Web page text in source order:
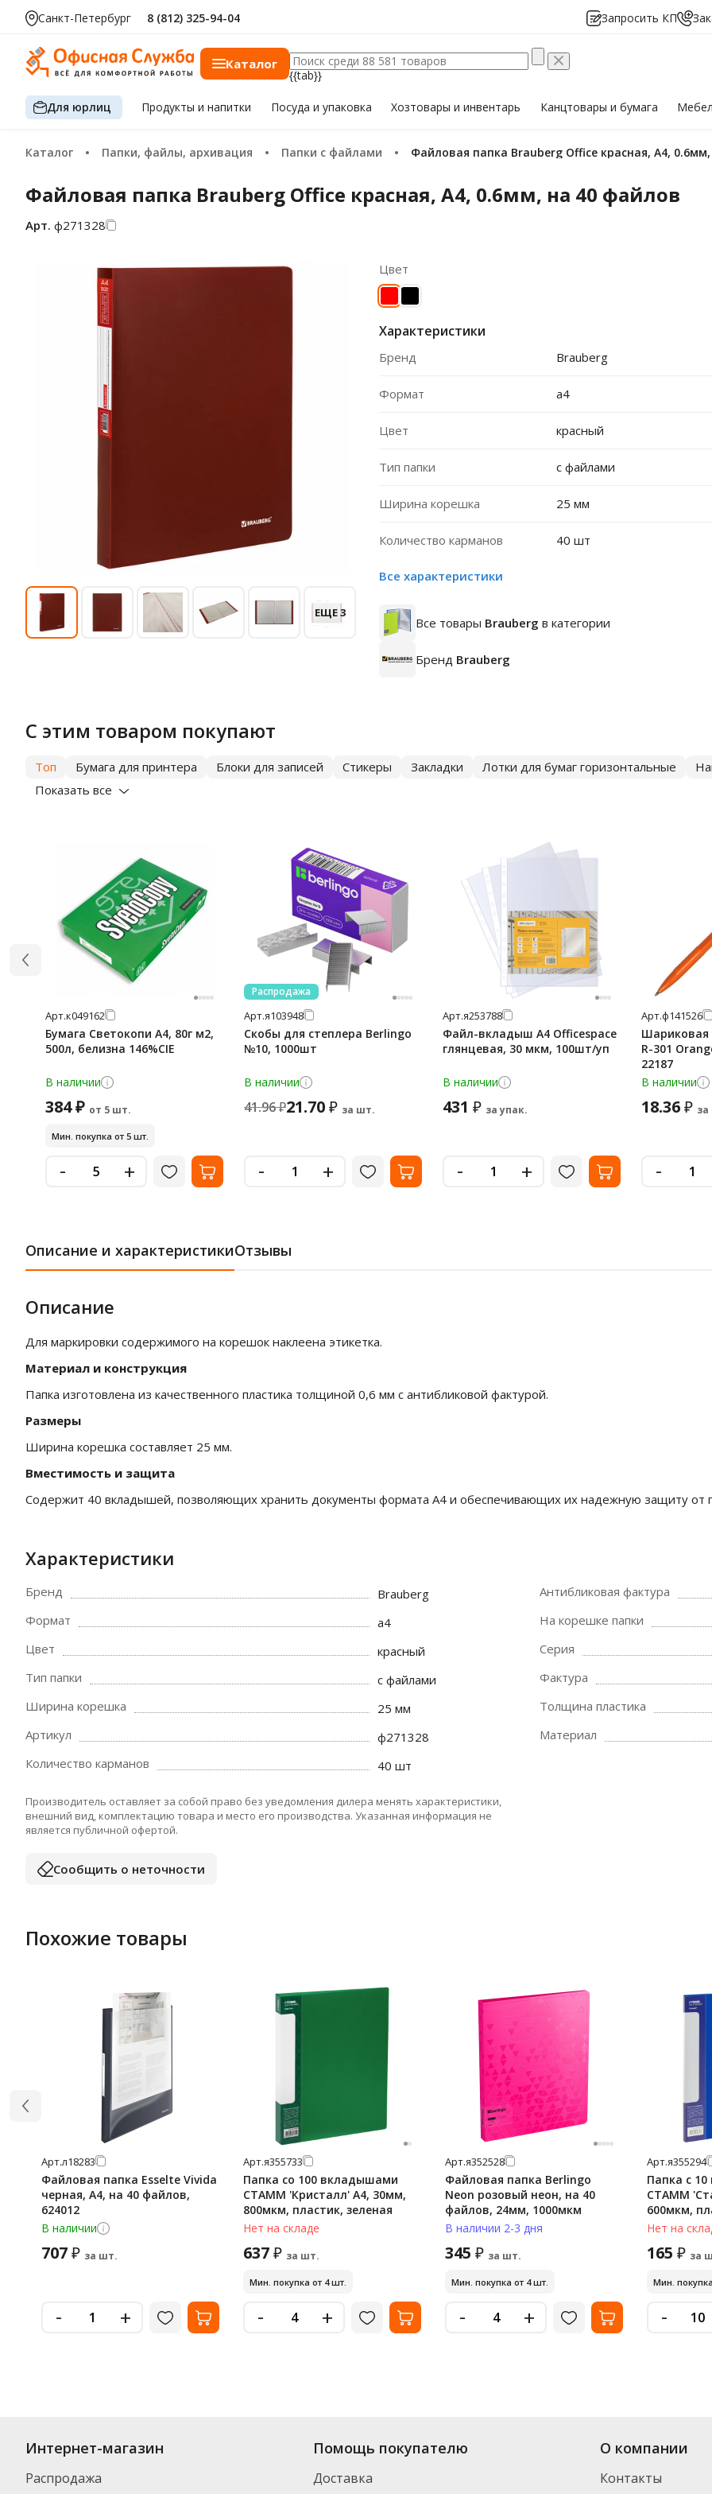
Санкт-Петербург 8 (812) 325-94-04 Запросить КП
Каталог
{{tab}}
Для юрлиц Продуктыи напитки Посуда и упаковка Хозтоварыи инвентарь Канцтовары и бумага
Каталог Папки, файлы, архивация Папки с файлами Файловая папка Brauberg Office красная, А4,
Файловая папка Brauberg Office красная, А4, 0.6мм, на 40 файлов
Арт. ф271328
ЕЩЕ 3
Цвет
Характеристики
Бренд Brauberg
Формат a4
Цвет красный
Тип папки с файлами
Ширина корешка 25 мм
Количество карманов 40 шт
Все характеристики
Все товары Brauberg в категории
Бренд Brauberg
С этим товаром покупают
Топ Бумага для принтера Блоки для записей Стикеры Закладки Лотки для бумаг горизонтальные
Показать все
Арт.к049162
Бумага Светокопи А4, 80г м2,
500л, белизна 146%CIE
В наличии
384 ₽ от 5 шт.
Мин. покупка от 5 шт.
- +
Распродажа
Арт.я103948
Скобы для степлера Berlingo
№10, 1000шт
В наличии
41.96₽21.70₽ за шт.
- +
Арт.я253788
Файл-вкладыш А4 Officespace
глянцевая, 30 мкм, 100шт/уп
В наличии
431 ₽ за упак.
- +
Арт.ф141526
Шариковая
R-301
22187
В наличии
18.36₽
-
Описание и характеристикиОтзывы
Описание
Для маркировки содержимого на корешок наклеена этикетка.
Материал и конструкция
Папка изготовлена из качественного пластика толщиной 0,6 мм с антибликовой фактурой.
Размеры
Ширина корешка составляет 25 мм.
Вместимость и защита
Содержит 40 вкладышей, позволяющих хранить документы формата А4 и обеспечивающих их надежную защиту от
Характеристики
Бренд
Brauberg
Формат
a4
Цвет
красный
Тип папки
с файлами
Ширина корешка
25 мм
Артикул
ф271328
Количество карманов
40 шт
Антибликовая фактура
На корешке папки
Серия
Фактура
Толщина пластика
Материал
Производитель оставляет за собой право без уведомления дилера менять характеристики,
внешний вид, комплектацию товара и место его производства. Указанная информация не
является публичной офертой.
Сообщить о неточности
Похожие товары
Арт.л18283
Файловая папка Esselte Vivida
черная, А4, на 40 файлов,
624012
В наличии
707₽ за шт.
- +
Арт.я355733
Папка со 100 вкладышами
СТАММ 'Кристалл' А4, 30мм,
800мкм, пластик, зеленая
Нет на складе
637₽ за шт.
Мин. покупка от 4 шт.
- +
Арт.я352528
Файловая папка Berlingo
Neon розовый неон, на 40
файлов, 24мм, 1000мкм
В наличии 2-3 дня
345 ₽ за шт.
Мин. покупка от 4 шт.
- +
Арт.я355294
Папка с
СТАММ
600мкм,
Нет на
165 ₽ за
Мин.
-
Интернет-магазин
Распродажа
Помощь покупателю
Доставка
О компании
Контакты